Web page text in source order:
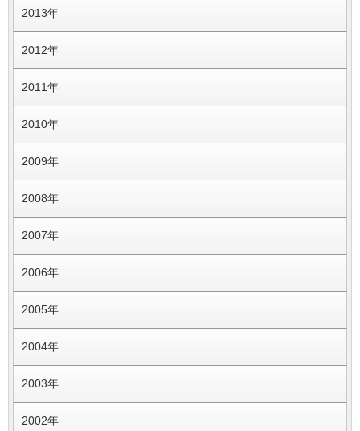
2013年
2012年
2011年
2010年
2009年
2008年
2007年
2006年
2005年
2004年
2003年
2002年